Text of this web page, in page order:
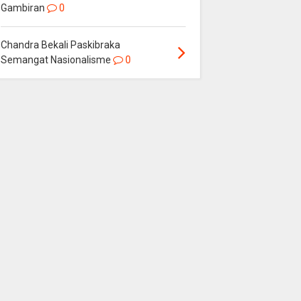
Gambiran
0
Chandra Bekali Paskibraka
Semangat Nasionalisme
0